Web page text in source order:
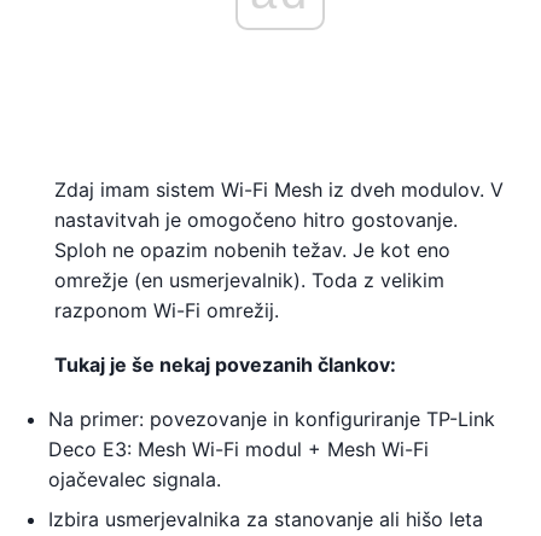
Zdaj imam sistem Wi-Fi Mesh iz dveh modulov. V
nastavitvah je omogočeno hitro gostovanje.
Sploh ne opazim nobenih težav. Je kot eno
omrežje (en usmerjevalnik). Toda z velikim
razponom Wi-Fi omrežij.
Tukaj je še nekaj povezanih člankov:
Na primer: povezovanje in konfiguriranje TP-Link
Deco E3: Mesh Wi-Fi modul + Mesh Wi-Fi
ojačevalec signala.
Izbira usmerjevalnika za stanovanje ali hišo leta